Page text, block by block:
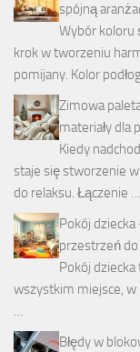
spójną
Wybór koloru
krok w tworzeniu
pomijany. Kolor
Zimowa
materiały dla
Kiedy
staje się stworzenie
do relaksu. Łączenie …
Pokój
przestrzeń do
Pokój
wszystkim miejsce, w
…
Błędy w